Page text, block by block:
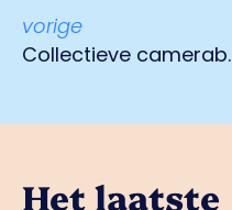
vorige
Collectieve
Het laatste